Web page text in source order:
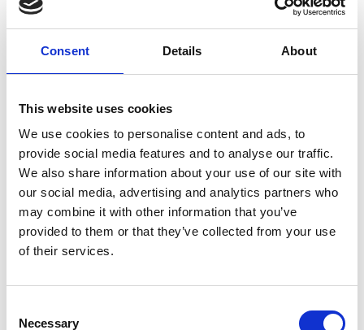
Consent Details About
This website uses cookies
We use cookies to personalise content and ads, to
provide social media features and to analyse our traffic.
We also share information about your use of our site with
our social media, advertising and analytics partners who
may combine it with other information that you’ve
provided to them or that they’ve collected from your use
of their services.
Selection
Necessary
Seguimiento de
renovaciones e hitos
Haz seguimiento de las fechas de
renovación, las ventanas de
rescisión, las condiciones de
renovación automática y los hitos
contractuales con recordatorios
que se agoten los plazos.